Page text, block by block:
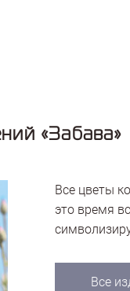
«Забава»
Все цветы
это время
Все